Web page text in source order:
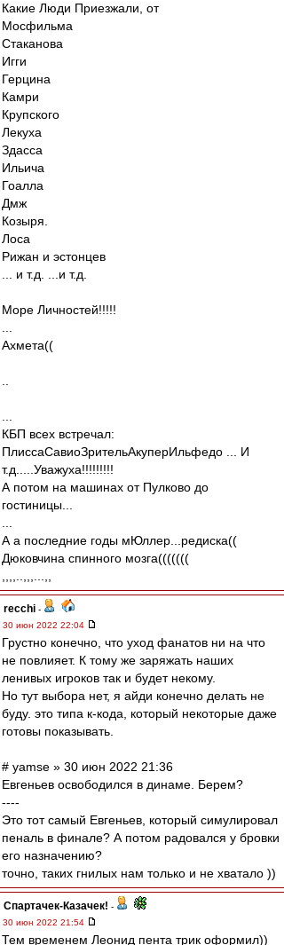
Какие Люди Приезжали, от
Мосфильма
Стаканова
Игги
Герцина
Камри
Крупского
Лекуха
Здасса
Ильича
Гоалла
Дмж
Козыря.
Лоса
Рижан и эстонцев
... и т.д. ...и т.д.
Море Личностей!!!!!
Ахмета((
КБП всех встречал:
ПлиссаСавиоЗрительАкуперИльфедо ... И
т.д.....Уважуха!!!!!!!!!
А потом на машинах от Пулково до
гостиницы...
А а последние годы мЮллер...редиска((
Дюковчина спинного мозга(((((((
recchi -
30 июн 2022 22:04
Грустно конечно, что уход фанатов ни на что
не повлияет. К тому же заряжать наших
ленивых игроков так и будет некому.
Но тут выбора нет, я айди конечно делать не
буду. это типа к-кода, который некоторые даже
готовы показывать.
# yamse » 30 июн 2022 21:36
Евгеньев освободился в динаме. Берем?
----
Это тот самый Евгеньев, который симулировал
пеналь в финале? А потом радовался у бровки
его назначению?
точно, таких гнилых нам только и не хватало ))
Спартачек-Казачек! -
30 июн 2022 21:54
Тем временем Леонид пента трик оформил))